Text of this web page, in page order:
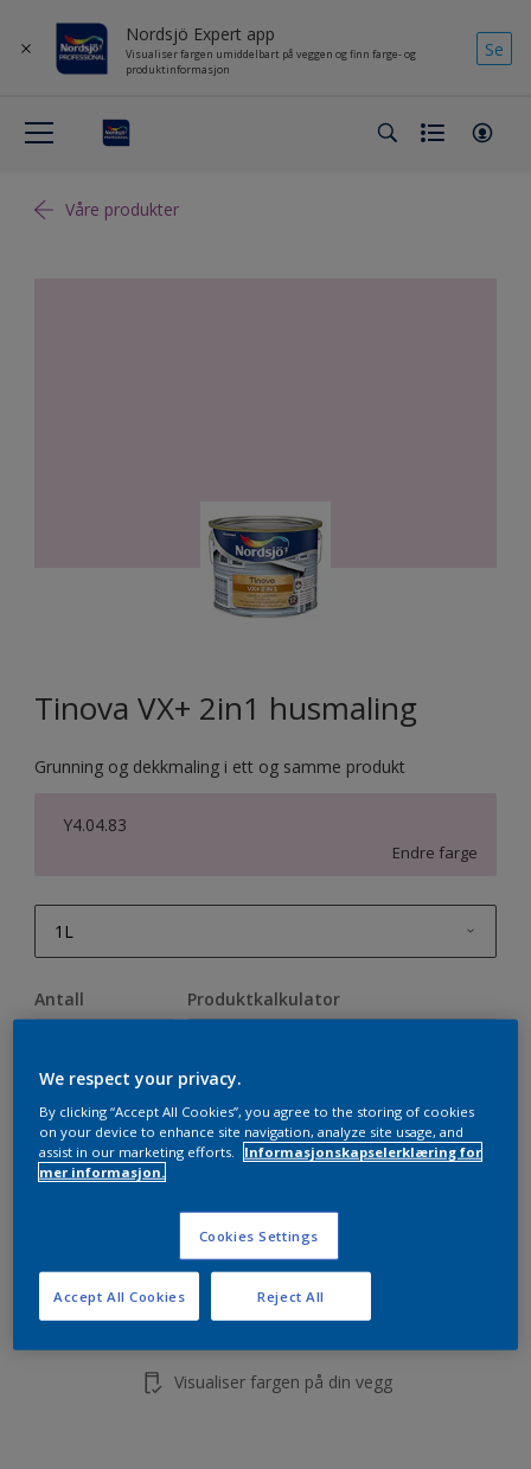
Nordsjö Expert app
Visualiser fargen umiddelbart på veggen og finn farge- og
produktinformasjon
Se
Våre produkter
Tinova VX+ 2in1 husmaling
Grunning og dekkmaling i ett og samme produkt
Y4.04.83
Endre farge
1L
2,5L
10L
Antall Produktkalkulator
Finn en forhandler
Visualiser fargen på din vegg
We respect your privacy.
By clicking “Accept All Cookies”, you agree to the storing of cookies
on your device to enhance site navigation, analyze site usage, and
assist in our marketing efforts.
Informasjonskapselerklæring for
mer informasjon.
Cookies Settings
Reject All
Accept All Cookies